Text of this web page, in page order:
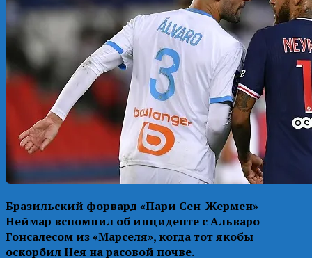
Бразильский форвард «Пари Сен-Жермен»
Неймар вспомнил об инциденте с Альваро
Гонсалесом из «Марселя», когда тот якобы
оскорбил Нея на расовой почве.